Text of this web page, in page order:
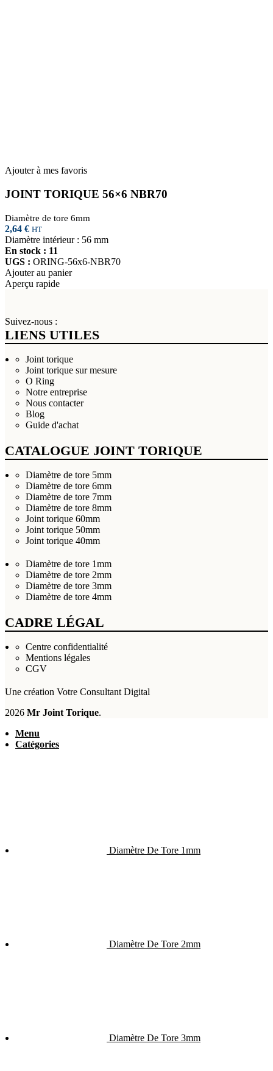
Ajouter à mes favoris
JOINT TORIQUE 56×6 NBR70
Diamètre de tore 6mm
2,64 € HT
Diamètre intérieur : 56 mm
En stock : 11
UGS : ORING-56x6-NBR70
Ajouter au panier
Aperçu rapide
Suivez-nous :
LIENS UTILES
Joint torique
Joint torique sur mesure
O Ring
Notre entreprise
Nous contacter
Blog
Guide d'achat
CATALOGUE JOINT TORIQUE
Diamètre de tore 5mm
Diamètre de tore 6mm
Diamètre de tore 7mm
Diamètre de tore 8mm
Joint torique 60mm
Joint torique 50mm
Joint torique 40mm
Diamètre de tore 1mm
Diamètre de tore 2mm
Diamètre de tore 3mm
Diamètre de tore 4mm
CADRE LÉGAL
Centre confidentialité
Mentions légales
CGV
Une création Votre Consultant Digital
2026 Mr Joint Torique.
Menu
Catégories
Diamètre De Tore 1mm
Diamètre De Tore 2mm
Diamètre De Tore 3mm